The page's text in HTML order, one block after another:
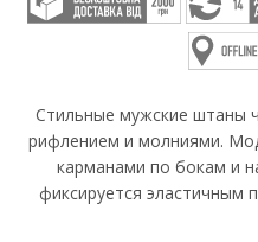
Стильные мужские штаны
рифлением и молниями.
карманами по бокам и
фиксируется эластичным